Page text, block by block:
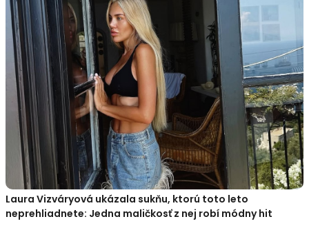
Laura Vizváryová ukázala sukňu, ktorú toto leto
neprehliadnete: Jedna maličkosť z nej robí módny hit